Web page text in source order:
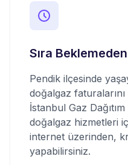
Sıra
Pendik ilçesinde
doğalgaz
İstanbul Gaz
doğalgaz hizmetleri
internet üzerinden,
yapabilirsiniz.